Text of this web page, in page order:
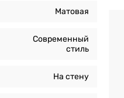
Матовая
Современный
стиль
На стену